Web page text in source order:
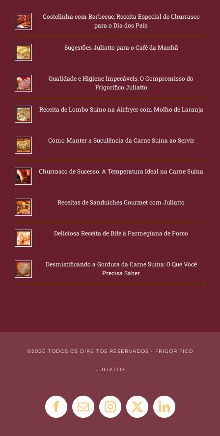
Costelinha com Barbecue: Receita Especial de Churrasco
para o Dia dos Pais
Sugestões Juliatto para o Café da Manhã
Qualidade e Higiene Impecáveis: O Compromisso do
Frigorífico Juliatto
Receita de Lombo Suíno na Airfryer com Molho de Laranja
Como Manter a Suculência da Carne Suína ao Servir
Churrasco de Sucesso: A Temperatura Ideal na Carne Suína
Receitas de Sanduíches Gourmet com Juliatto
Deliciosa Receita de Bife à Parmegiana de Porco
Desmistificando a Gordura da Carne Suína: O Que Você
Precisa Saber
©2020 TODOS OS DIREITOS RESERVADOS - FRIGORÍFICO
JULIATTO
Facebook
E-
Instagram
X LinkedIn